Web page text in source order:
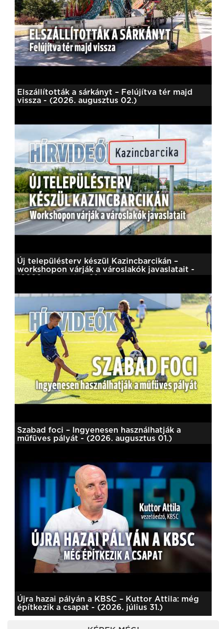
Elszállították a sárkányt – Felújítva tér majd
vissza - (2026. augusztus 02.)
Új településterv készül Kazincbarcikán –
workshopon várják a városlakók javaslatait -
Szabad foci – Ingyenesen használhatják a
műfüves pályát - (2026. augusztus 01.)
Újra hazai pályán a KBSC – Kuttor Attila: még
építkezik a csapat - (2026. július 31.)